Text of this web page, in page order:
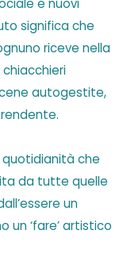
significa che
riceve nella
chiacchieri
autogestite,
che
da tutte quelle
un
un ‘fare’ artistico